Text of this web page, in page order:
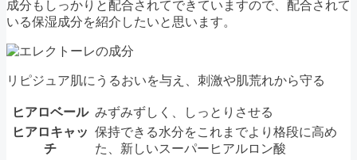
成分もしっかりと配合されてできていますので、配合されて
いる保湿成分を紹介したいと思います。
リピジュア肌にうるおいを与え、刺激や肌荒れから守る
ヒアロベール みずみずしく、しっとりさせる
ヒアロキャッ
チ
保持できる水分をこれまでより格段に高め
た、新しいスーパーヒアルロン酸